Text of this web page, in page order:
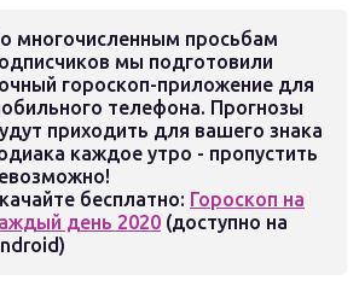
многочисленным просьбам
мы подготовили
гороскоп-приложение для
телефона. Прогнозы
приходить для вашего знака
каждое утро - пропустить
бесплатно: Гороскоп на
день 2020 (доступно на